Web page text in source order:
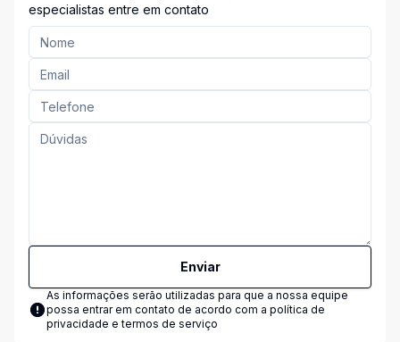
especialistas entre em contato
Enviar
As informações serão utilizadas para que a nossa equipe
possa entrar em contato de acordo com a política de
privacidade e termos de serviço